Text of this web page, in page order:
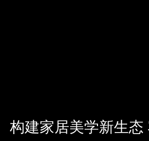
构建家居美学新生